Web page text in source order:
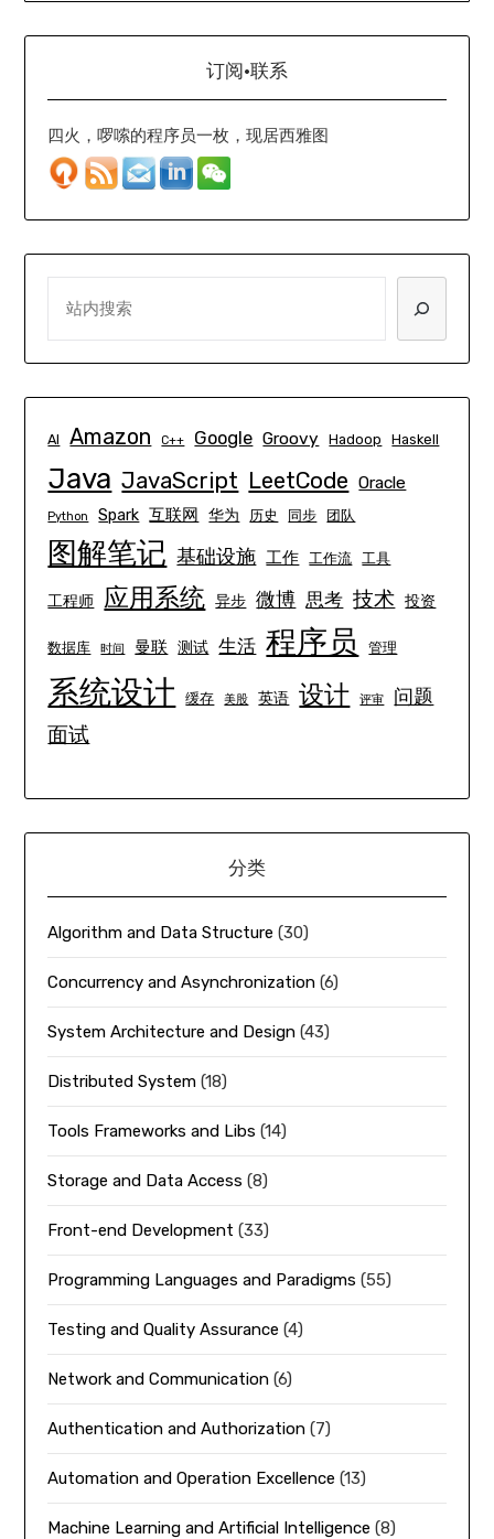
订阅·联系
四火，啰嗦的程序员一枚，现居西雅图
AI Amazon C++ Google Groovy Hadoop Haskell
Java JavaScript LeetCode Oracle
Python Spark 互联网 华为 历史 同步 团队
图解笔记 基础设施 工作 工作流 工具
工程师 应用系统 异步 微博 思考 技术 投资
数据库 时间 曼联 测试 生活 程序员 管理
系统设计 缓存 美股 英语 设计 评审 问题
面试
分类
Algorithm and Data Structure (30)
Concurrency and Asynchronization (6)
System Architecture and Design (43)
Distributed System (18)
Tools Frameworks and Libs (14)
Storage and Data Access (8)
Front-end Development (33)
Programming Languages and Paradigms (55)
Testing and Quality Assurance (4)
Network and Communication (6)
Authentication and Authorization (7)
Automation and Operation Excellence (13)
Machine Learning and Artificial Intelligence (8)